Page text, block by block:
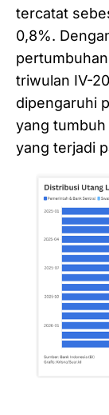
tercatat
0,8%.
triwulan IV-
dipengaruhi
yang
yang terjadi